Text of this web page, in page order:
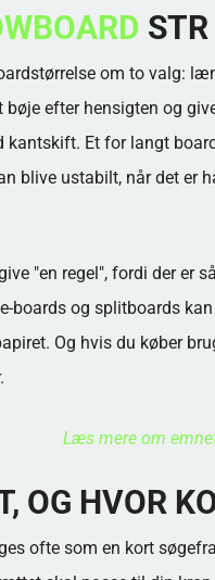
STR
om to valg:
efter hensigten og
kantskift. Et for langt
blive ustabilt, når det er
"en regel", fordi der er
boards og splitboards
Og hvis du køber
Læs mere om
OG HVOR
ofte som en kort